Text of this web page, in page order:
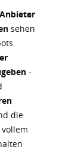
sehen
-
die